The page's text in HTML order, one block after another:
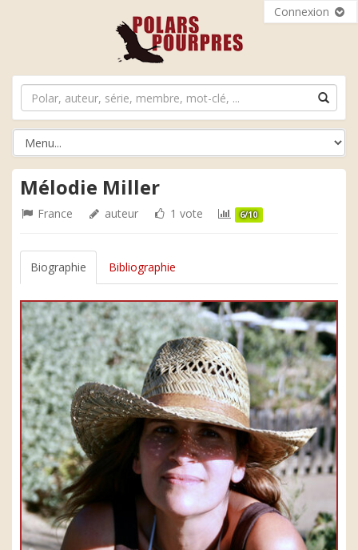
Connexion
Mélodie Miller
France auteur 1 vote 6/10
Biographie Bibliographie